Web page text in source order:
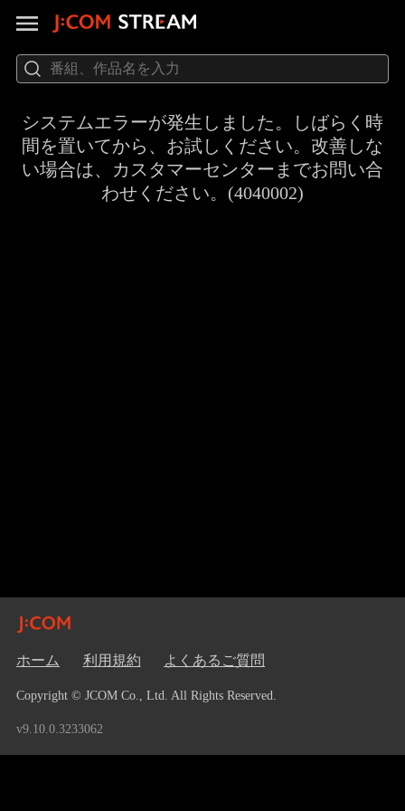
システムエラーが発生しました。しばらく時
間を置いてから、お試しください。改善しな
い場合は、カスタマーセンターまでお問い合
わせください。(4040002)
ホーム 利用規約 よくあるご質問
Copyright © JCOM Co., Ltd. All Rights Reserved.
v9.10.0.3233062